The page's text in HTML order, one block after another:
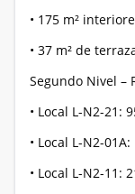
• 175 m²
• 37 m² de
Segundo Nivel –
• Local L-N2-21:
• Local L-N2-
• Local L-N2-11: